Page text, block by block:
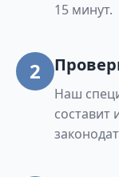
15 минут.
2
Наш
составит